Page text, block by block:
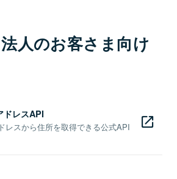
人のお客さま向け
ドレスAPI
レスから住所を取得できる公式API